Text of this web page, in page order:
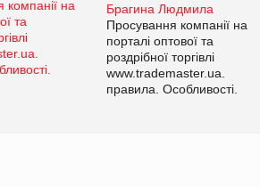
Брагина Людмила
Просування компанії на
порталі оптової та
роздрібної торгівлі
www.trademaster.ua.
правила. Особливості.